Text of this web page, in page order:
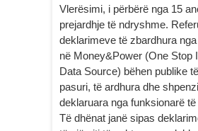
Vlerësimi, i përbërë nga 15
prejardhje të ndryshme.
deklarimeve të zbardhura nga
në Money&Power (One Stop
Data Source) bëhen publike
pasuri, të ardhura dhe
deklaruara nga funksionarë
Të dhënat janë sipas